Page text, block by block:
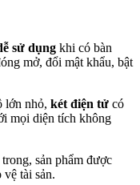
sử dụng khi có bàn
mở, đổi mật khẩu, bật
lớn nhỏ, két điện tử có
mọi diện tích không
sản phẩm được
vệ tài sản.